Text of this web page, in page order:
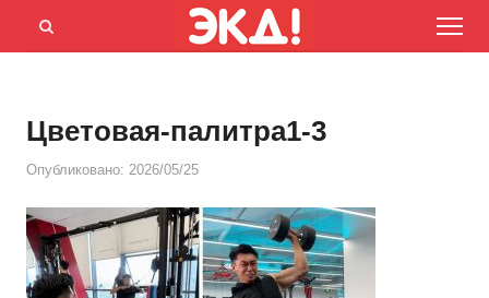
Menu
Открыть
Цветовая-палитра1-3
Опубликовано: 2026/05/25